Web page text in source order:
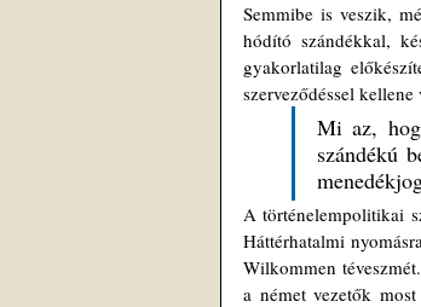
Semmibe is veszik,
hódító szándékkal,
gyakorlatilag
Mi az,
szándékú
A történelempolitikai
Háttérhatalmi
Wilkommen
a német vezetők